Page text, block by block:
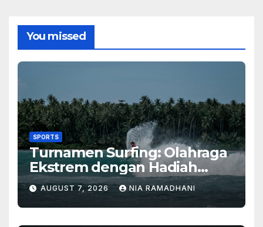
You missed
SPORTS
Turnamen Surfing: Olahraga
Ekstrem dengan Hadiah
Besar
AUGUST 7, 2026 NIA RAMADHANI